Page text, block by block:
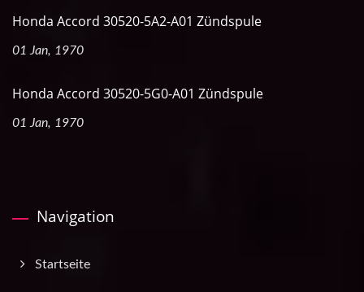
Honda Accord 30520-5A2-A01 Zündspule
01 Jan, 1970
Honda Accord 30520-5G0-A01 Zündspule
01 Jan, 1970
Navigation
Startseite